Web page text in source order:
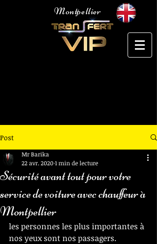
Montpellier
Post
Sécurité avant tout pour votre
service de voiture avec chauffeur à
Montpellier
Mr Barika
22 avr. 20201 min de lecture
les personnes les plus importantes à
nos yeux sont nos passagers.